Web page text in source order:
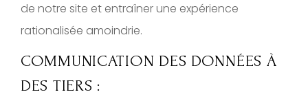
de notre site et entraîner une expérience
rationalisée amoindrie.
COMMUNICATION DES DONNÉES À
DES TIERS :